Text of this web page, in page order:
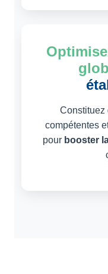
Constituez
compétentes
pour booster